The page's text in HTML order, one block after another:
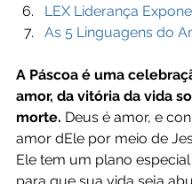
LEX Liderança
As 5 Linguagens do
A Páscoa é uma
amor, da vitória da vida
morte. Deus é amor, e
amor dEle por meio de
Ele tem um plano